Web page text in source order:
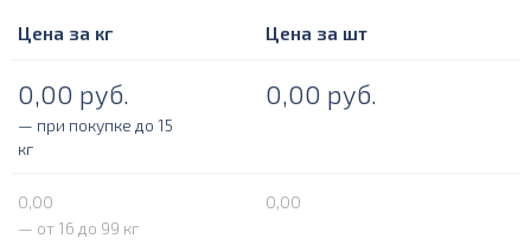
Цена за кг Цена за шт
0,00 руб. 0,00 руб.
— при покупке до 15
кг
0,00
0,00
— от 16 до 99 кг